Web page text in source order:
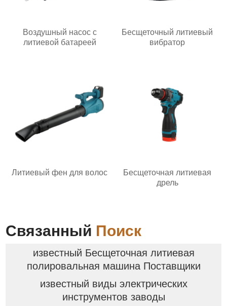
Воздушный насос с
литиевой батареей
Бесщеточный литиевый
вибратор
Литиевый фен для волос
Бесщеточная литиевая
дрель
Связанный Поиск
известный Бесщеточная литиевая
полировальная машина Поставщики
известный виды электрических
инструментов заводы